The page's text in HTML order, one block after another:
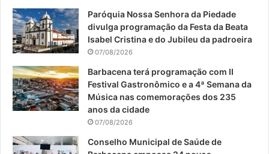
b
o
k
u
b
a
g
a
Paróquia Nossa Senhora da Piedade
divulga programação da Festa da Beata
Isabel Cristina e do Jubileu da padroeira
07/08/2026
Barbacena terá programação com II
Festival Gastronômico e a 4ª Semana da
Música nas comemorações dos 235
anos da cidade
07/08/2026
Conselho Municipal de Saúde de